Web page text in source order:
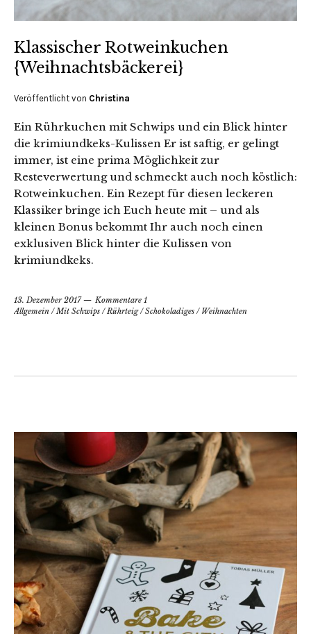
Klassischer Rotweinkuchen
{Weihnachtsbäckerei}
Veröffentlicht von Christina
Ein Rührkuchen mit Schwips und ein Blick hinter
die krimiundkeks-Kulissen Er ist saftig, er gelingt
immer, ist eine prima Möglichkeit zur
Resteverwertung und schmeckt auch noch köstlich:
Rotweinkuchen. Ein Rezept für diesen leckeren
Klassiker bringe ich Euch heute mit – und als
kleinen Bonus bekommt Ihr auch noch einen
exklusiven Blick hinter die Kulissen von
krimiundkeks.
13. Dezember 2017
Kommentare 1
Allgemein /Mit Schwips /Rührteig/Schokoladiges / Weihnachten